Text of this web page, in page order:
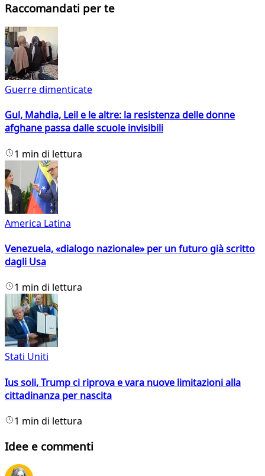
Raccomandati per te
Guerre dimenticate
Gul, Mahdia, Leil e le altre: la resistenza delle donne
afghane passa dalle scuole invisibili
1 min di lettura
America Latina
Venezuela, «dialogo nazionale» per un futuro già scritto
dagli Usa
1 min di lettura
Stati Uniti
Ius soli, Trump ci riprova e vara nuove limitazioni alla
cittadinanza per nascita
1 min di lettura
Idee e commenti